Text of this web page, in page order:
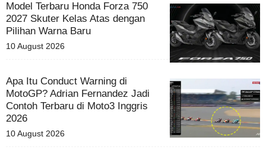
Model Terbaru Honda Forza 750
2027 Skuter Kelas Atas dengan
Pilihan Warna Baru
10 August 2026
Apa Itu Conduct Warning di
MotoGP? Adrian Fernandez Jadi
Contoh Terbaru di Moto3 Inggris
2026
10 August 2026